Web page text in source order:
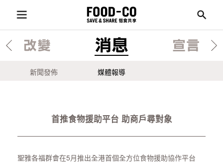
改變 消息 宣言
新聞發佈 媒體報導
首推食物援助平台 助商戶尋對象
聖雅各福群會在5月推出全港首個全方位食物援助協作平台